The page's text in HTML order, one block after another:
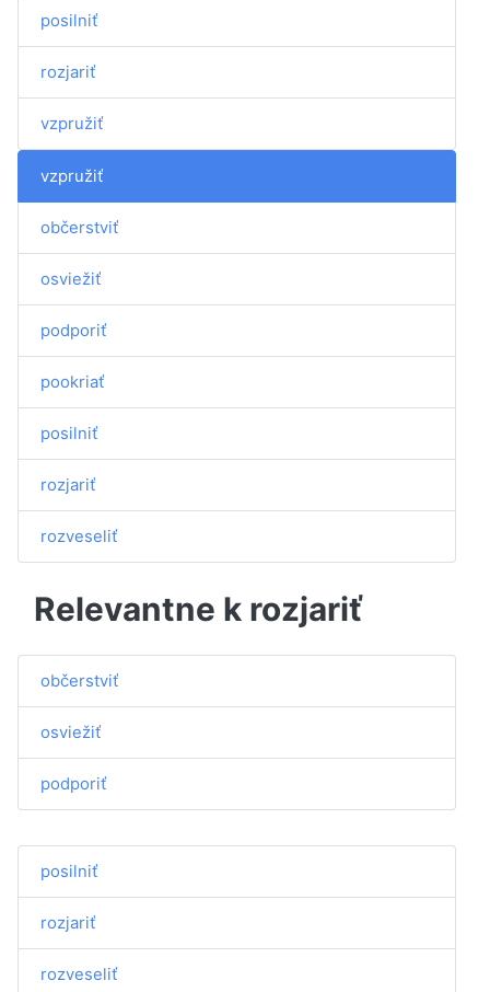
posilniť
rozjariť
vzpružiť
vzpružiť
občerstviť
osviežiť
podporiť
pookriať
posilniť
rozjariť
rozveseliť
Relevantne k rozjariť
občerstviť
osviežiť
podporiť
posilniť
rozjariť
rozveseliť